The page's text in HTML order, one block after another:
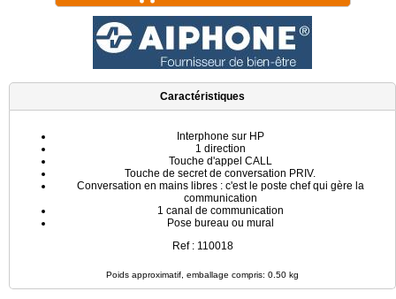
Caractéristiques
Interphone sur HP
1 direction
Touche d'appel CALL
Touche de secret de conversation PRIV.
Conversation en mains libres : c'est le poste chef qui gère la
communication
1 canal de communication
Pose bureau ou mural
Ref : 110018
Poids approximatif, emballage compris: 0.50 kg